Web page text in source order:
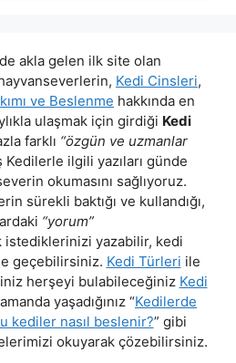
akla gelen ilk site olan
Kedi Cinsleri,
ve Beslenme hakkında en
ulaşmak için girdiği Kedi
farklı “özgün ve uzmanlar
Kedilerle ilgili yazıları günde
okumasını sağlıyoruz.
sürekli baktığı ve kullandığı,
“yorum”
istediklerinizi yazabilir, kedi
geçebilirsiniz. Kedi Türleri ile
herşeyi bulabileceğiniz Kedi
yaşadığınız “Kedilerde
kediler nasıl beslenir?” gibi
okuyarak çözebilirsiniz.